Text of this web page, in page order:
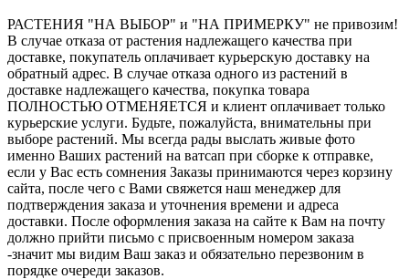
РАСТЕНИЯ "НА ВЫБОР" и "НА ПРИМЕРКУ" не привозим!
В случае отказа от растения надлежащего качества при
доставке, покупатель оплачивает курьерскую доставку на
обратный адрес. В случае отказа одного из растений в
доставке надлежащего качества, покупка товара
ПОЛНОСТЬЮ ОТМЕНЯЕТСЯ и клиент оплачивает только
курьерские услуги. Будьте, пожалуйста, внимательны при
выборе растений. Мы всегда рады выслать живые фото
именно Ваших растений на ватсап при сборке к отправке,
если у Вас есть сомнения Заказы принимаются через корзину
сайта, после чего с Вами свяжется наш менеджер для
подтверждения заказа и уточнения времени и адреса
доставки. После оформления заказа на сайте к Вам на почту
должно прийти письмо с присвоенным номером заказа
-значит мы видим Ваш заказ и обязательно перезвоним в
порядке очереди заказов.